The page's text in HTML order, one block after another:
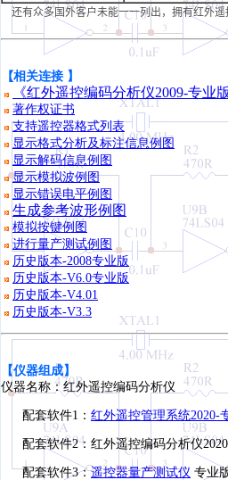
还有众多国外客户未能一一列出，拥有红外
【相关连接 】
《红外遥控编码分析仪2009-专业
著作权证书
支持遥控器格式列表
显示格式分析及标注信息例图
显示解码信息例图
显示模拟波例图
显示错误电平例图
生成参考波形例图
模拟按键例图
进行量产测试例图
历史版本-2008专业版
历史版本-V6.0专业版
历史版本-V4.01
历史版本-V3.3
【仪器组成】
仪器名称：红外遥控编码分析仪
配套软件1： 红外遥控管理系统2020-
配套软件2：红外遥控编码分析仪
配套软件3：遥控器量产测试仪 专业